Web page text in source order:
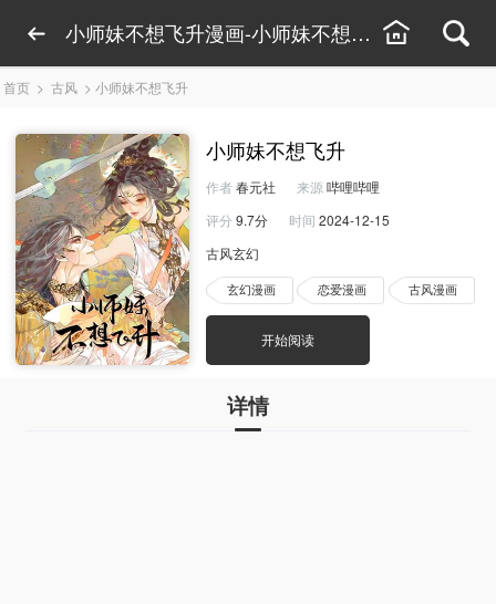
小师妹不想飞升漫画-小师妹不想飞升漫画线上
首页 > 古风 > 小师妹不想飞升
小师妹不想飞升
作者 春元社 来源 哔哩哔哩
评分 9.7分 时间 2024-12-15
古风玄幻
玄幻漫画 恋爱漫画 古风漫画
开始阅读
详情